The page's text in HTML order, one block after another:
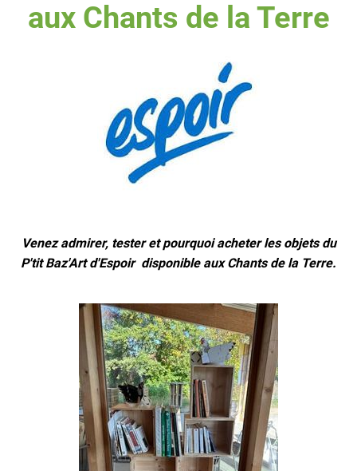
aux Chants de la Terre
Venez admirer, tester et pourquoi acheter les objets du
P'tit Baz'Art d'Espoir disponible aux Chants de la Terre.